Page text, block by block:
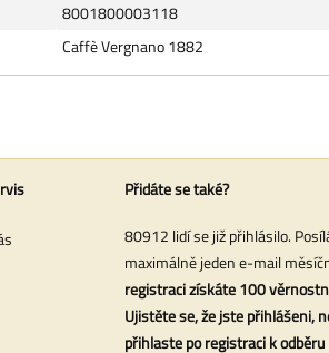
8001800003118
Caffè Vergnano 1882
Přidáte se také?
80912 lidí se již přihlásilo.
maximálně jeden e-mail
registraci získáte 100
Ujistěte se, že jste přihlášeni,
přihlaste po registraci k